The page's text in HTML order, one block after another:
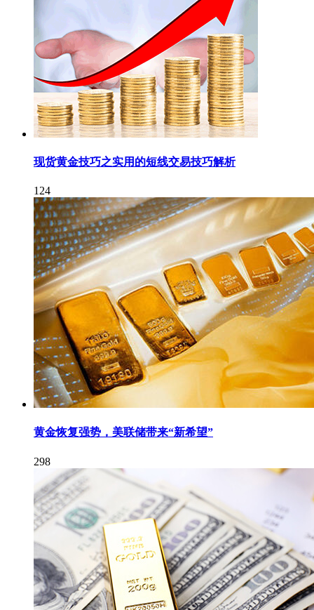
现货黄金技巧之实用的短线交易技巧解析
124
黄金恢复强势，美联储带来“新希望”
298